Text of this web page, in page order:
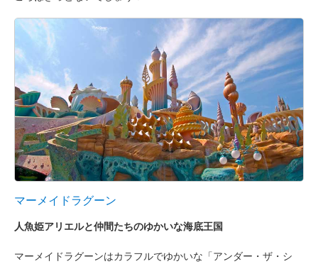
マーメイドラグーン
人魚姫アリエルと仲間たちのゆかいな海底王国
マーメイドラグーンはカラフルでゆかいな「アンダー・ザ・シ